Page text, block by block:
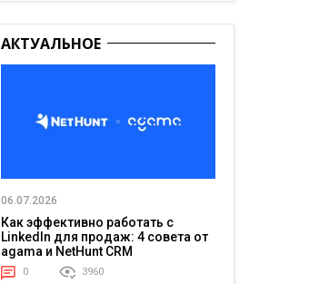
АКТУАЛЬНОЕ
06.07.2026
Как эффективно работать с
LinkedIn для продаж: 4 совета от
agama и NetHunt CRM
0 3960